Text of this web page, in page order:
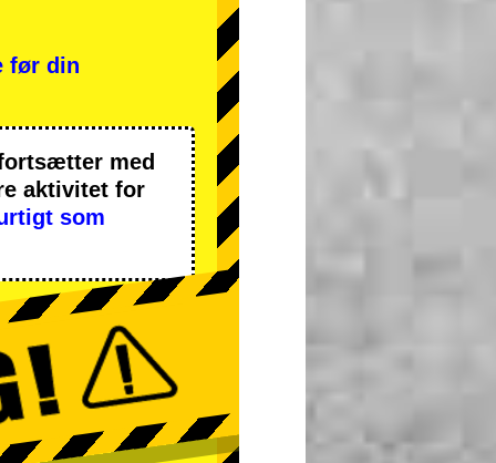
før din
med
aktivitet for
som